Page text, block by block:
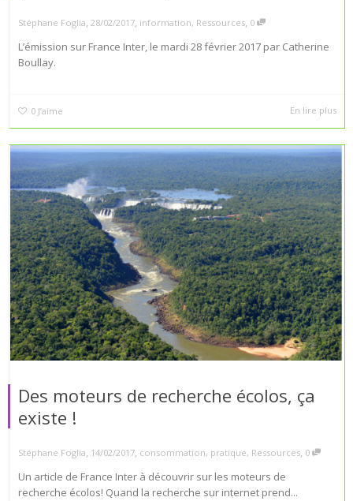
Stéphane Foglia, 28/02/2017, information, Ressources, 0
L’émission sur France Inter, le mardi 28 février 2017 par Catherine
Boullay.
0 J’aime En lire plus
Des moteurs de recherche écolos, ça
existe !
Stéphane Foglia, 14/02/2017, consommation, pratique, Ressources, 0
Un article de France Inter à découvrir sur les moteurs de
recherche écolos! Quand la recherche sur internet prend...